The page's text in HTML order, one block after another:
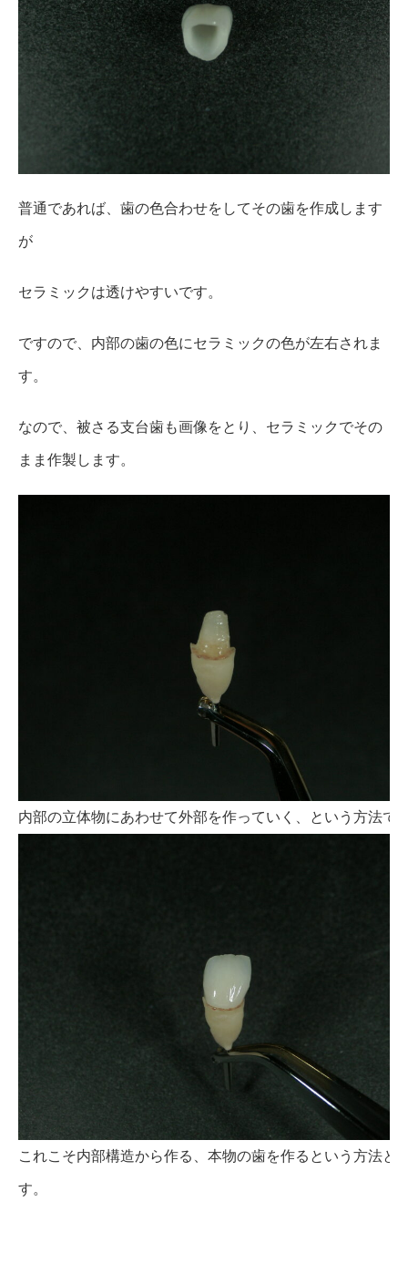
普通であれば、歯の色合わせをしてその歯を作成します
が
セラミックは透けやすいです。
ですので、内部の歯の色にセラミックの色が左右されま
す。
なので、被さる支台歯も画像をとり、セラミックでその
まま作製します。
内部の立体物にあわせて外部を作っていく、という方法で
これこそ内部構造から作る、本物の歯を作るという方法と
す。